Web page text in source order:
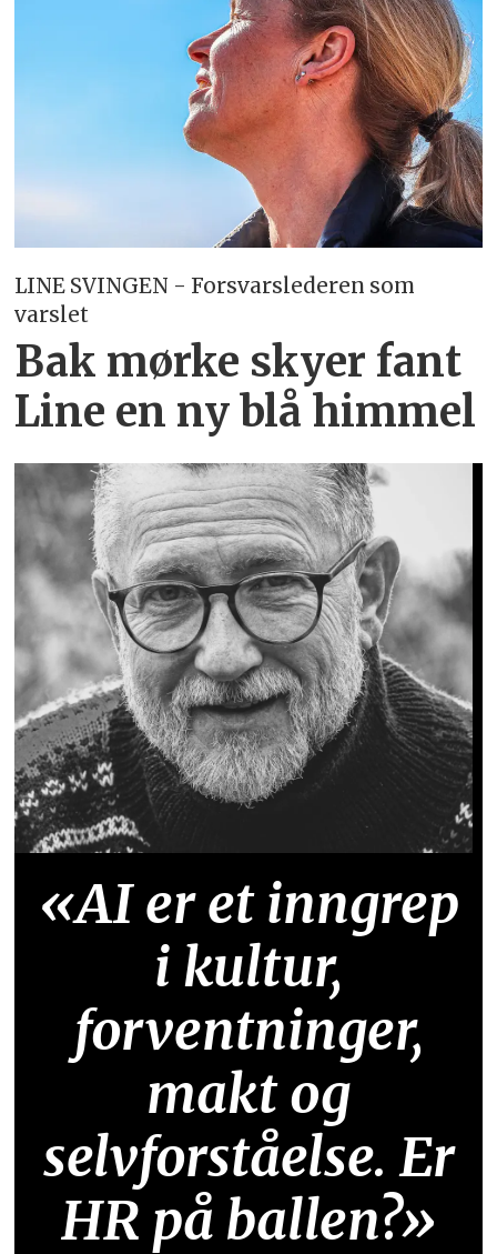
LINE SVINGEN - Forsvarslederen som
varslet
Bak mørke skyer fant
Line en ny blå himmel
«AI er et inngrep
i kultur,
forventninger,
makt og
selvforståelse. Er
HR på ballen?»